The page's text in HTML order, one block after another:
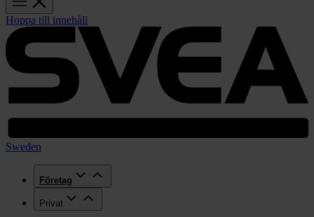
Hoppa till innehåll
Sweden
Företag
Privat